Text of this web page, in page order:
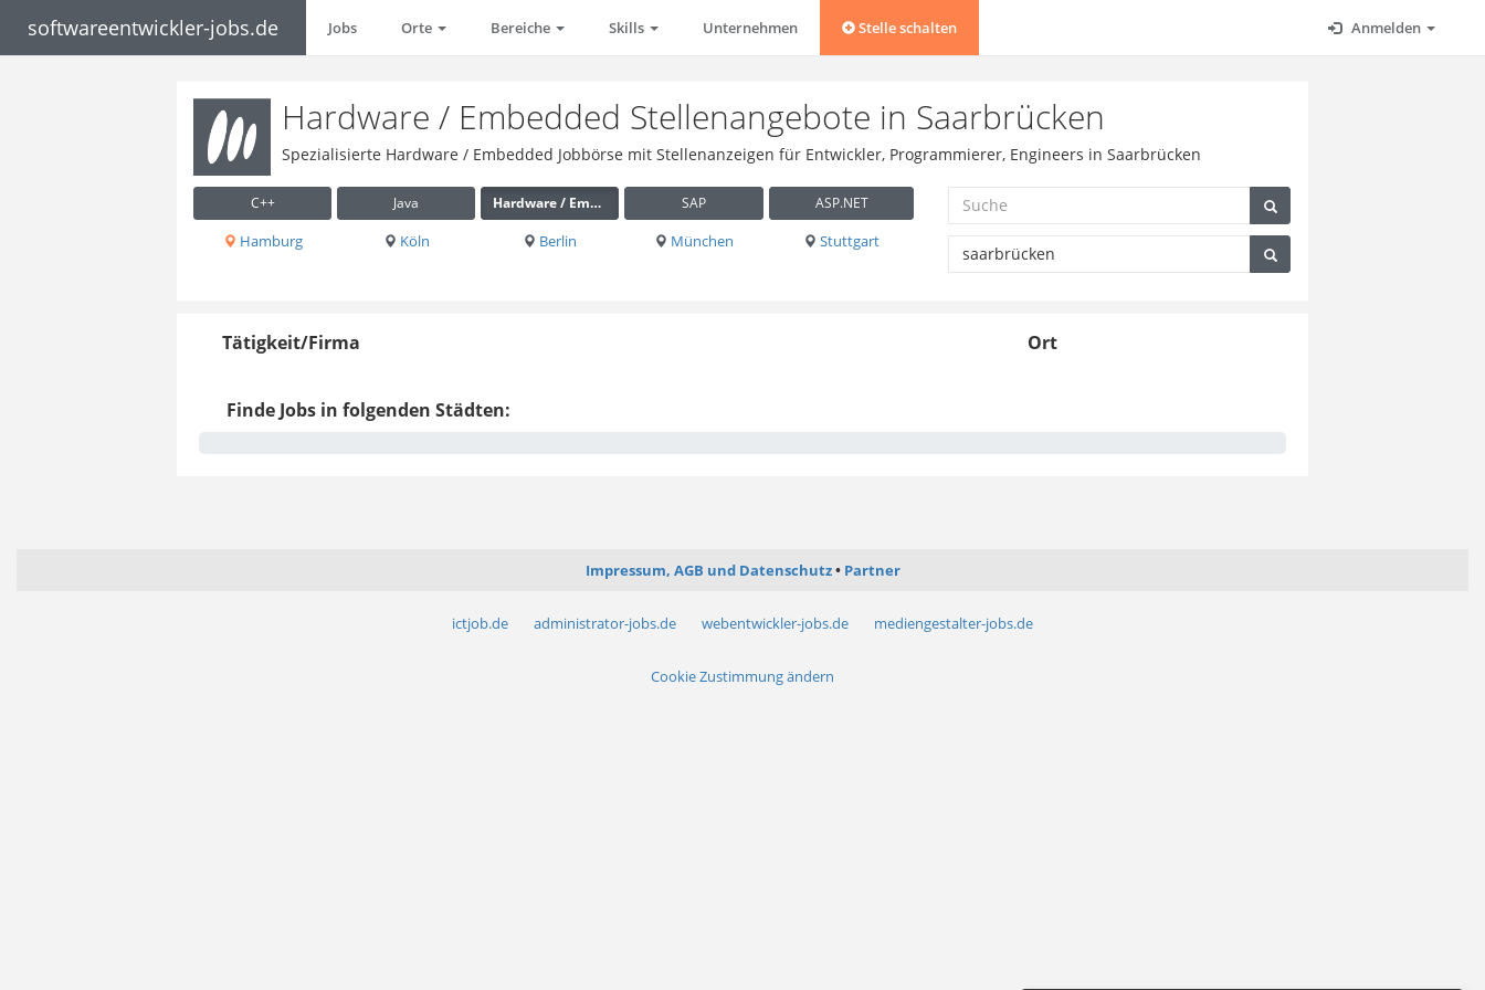
softwareentwickler-jobs.de Jobs Orte Bereiche Skills Unternehmen Stelle schalten Anmelden
Hardware / Embedded Stellenangebote in Saarbrücken
Spezialisierte Hardware / Embedded Jobbörse mit Stellenanzeigen für Entwickler, Programmierer, Engineers in Saarbrücken
C++ Java Hardware / Embedded SAP ASP.NET
Hamburg Köln Berlin München Stuttgart
Tätigkeit/Firma Ort
Finde Jobs in folgenden Städten:
Impressum, AGB und Datenschutz Partner
ictjob.de administrator-jobs.de webentwickler-jobs.de mediengestalter-jobs.de
Cookie Zustimmung ändern